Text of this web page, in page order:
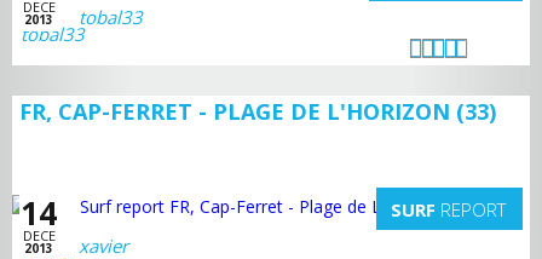
DECE
2013
tobal33
FR, CAP-FERRET - PLAGE DE L'HORIZON (33)
14
DECE
2013
SURF REPORT
xavier